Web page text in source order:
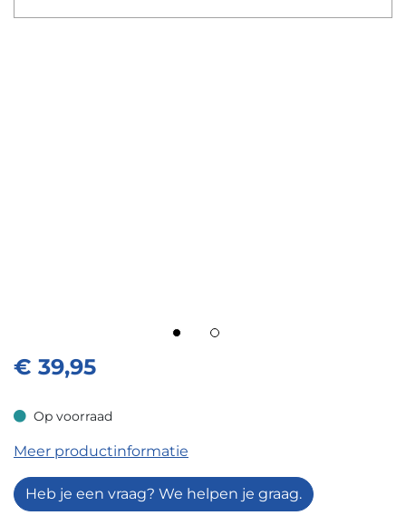
€ 39,95
Op voorraad
Op voorraad
Meer productinformatie
Heb je een vraag? We helpen je graag.